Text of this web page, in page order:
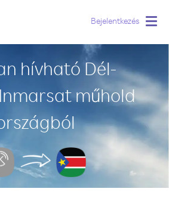
Bejelentkezés
hívható Dél-
műhold